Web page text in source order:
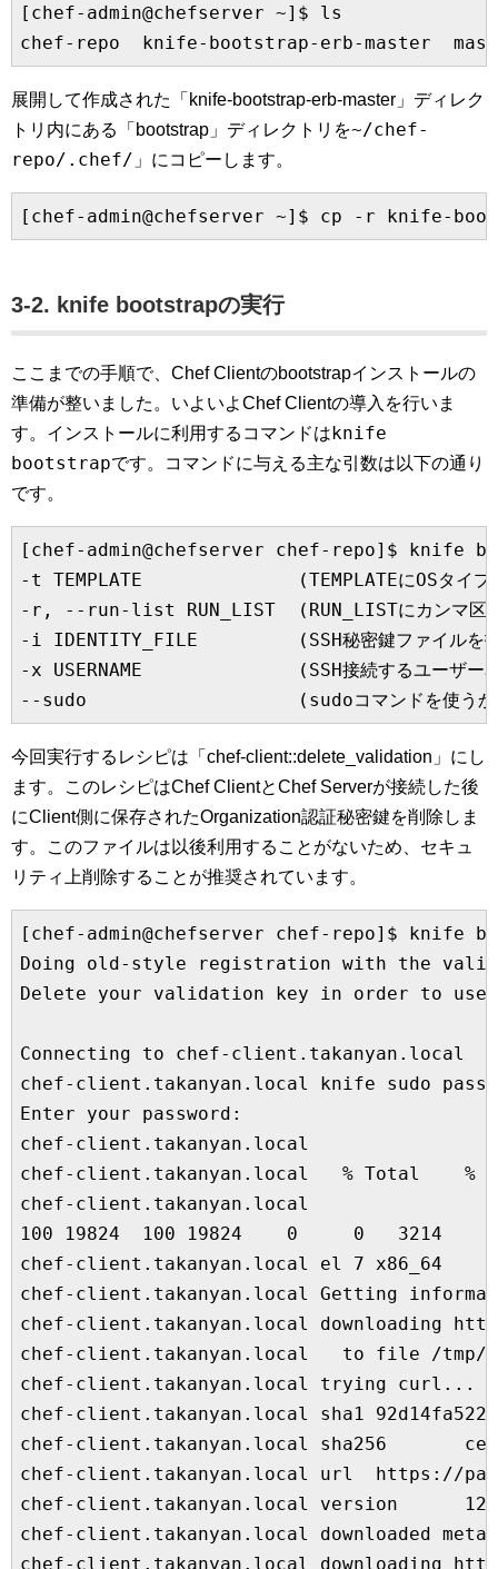
[chef-admin@chefserver ~]$ ls
展開して作成された「knife-bootstrap-erb-master」ディレク
トリ内にある「bootstrap」ディレクトリを~/chef-
repo/.chef/ 」にコピーします。
3-2. knife bootstrapの実行
ここまでの手順で、Chef Clientのbootstrapインストールの
準備が整いました。いよいよChef Clientの導入を行いま
す。インストールに利用するコマンドはknife
bootstrapです。コマンドに与える主な引数は以下の通り
です。
[chef-admin@chefserver chef-repo]$ knife
-t TEMPLATE              (TEMPLATEにOSタイプ
-r, --run-list RUN_LIST  (RUN_LISTにカンマ区切
-i IDENTITY_FILE         (SSH秘密鍵ファイルを
-x USERNAME              (SSH接続するユーザー
今回実行するレシピは「chef-client::delete_validation」にし
ます。このレシピはChef ClientとChef Serverが接続した後
にClient側に保存されたOrganization認証秘密鍵を削除しま
す。このファイルは以後利用することがないため、セキュ
リティ上削除することが推奨されています。
[chef-admin@chefserver chef-repo]$
Doing old-style registration with the
Delete your validation key in order to use
Connecting to chef-client.takanyan.local
chef-client.takanyan.local knife sudo
Enter your password:
chef-client.takanyan.local
chef-client.takanyan.local   % Total    %
chef-client.takanyan.local
100 19824  100 19824    0     0   3214
chef-client.takanyan.local el 7 x86_64
chef-client.takanyan.local Getting
chef-client.takanyan.local downloading
chef-client.takanyan.local   to file /tmp/
chef-client.takanyan.local trying curl...
chef-client.takanyan.local sha1
chef-client.takanyan.local sha256
chef-client.takanyan.local url  https://
chef-client.takanyan.local version
chef-client.takanyan.local downloaded
chef-client.takanyan.local downloading